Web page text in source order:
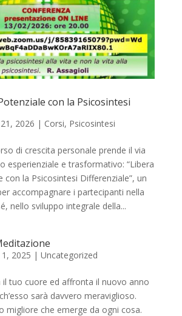
con la Psicosintesi
2026 | Corsi, Psicosintesi
di crescita personale prende il via
esperienziale e trasformativo: “Libera
con la Psicosintesi Differenziale”, un
accompagnare i partecipanti nella
nello sviluppo integrale della...
1, 2025 | Uncategorized
il tuo cuore ed affronta il nuovo anno
sarà davvero meraviglioso.
migliore che emerge da ogni cosa.